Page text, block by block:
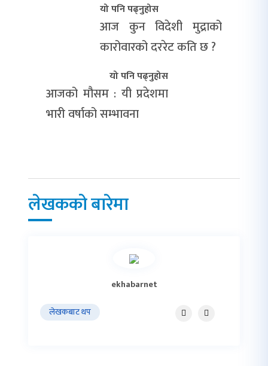
यो पनि पढ्नुहोस
आज कुन विदेशी मुद्राको
कारोवारको दररेट कति छ ?
यो पनि पढ्नुहोस
आजको मौसम : यी प्रदेशमा
भारी वर्षाको सम्भावना
लेखकको बारेमा
ekhabarnet
लेखकबाट थप